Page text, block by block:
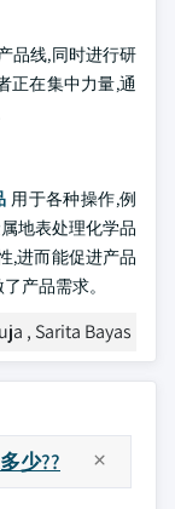
品线,同时进行研
正在集中力量,通
用于各种操作,例
地表处理化学品
,进而能促进产品
产品需求。
, Sarita Bayas
少??